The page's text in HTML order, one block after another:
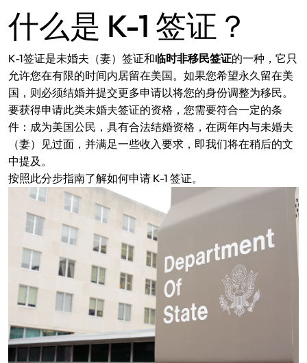
什么是 K-1 签证？
K-1签证是未婚夫（妻）签证和临时非移民签证的一种，它只
允许您在有限的时间内居留在美国。如果您希望永久留在美
国，则必须结婚并提交更多申请以将您的身份调整为移民。
要获得申请此类未婚夫签证的资格，您需要符合一定的条
件：成为美国公民，具有合法结婚资格，在两年内与未婚夫
（妻）见过面，并满足一些收入要求，即我们将在稍后的文
中提及。
按照此分步指南了解如何申请 K-1 签证。